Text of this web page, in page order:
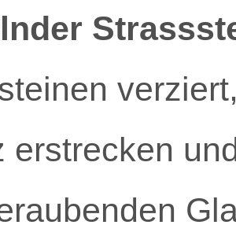
erstrecken